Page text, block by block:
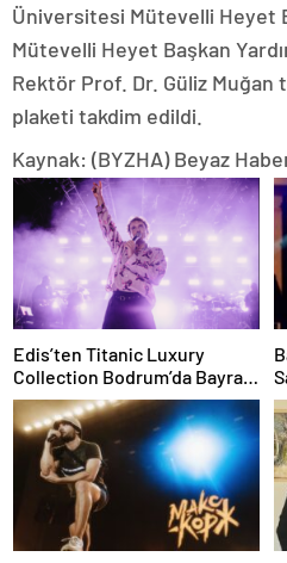
Üniversitesi Mütevelli Heyet
Mütevelli Heyet Başkan
Rektör Prof. Dr. Güliz Muğan
plaketi takdim edildi.
Kaynak: (BYZHA) Beyaz
Edis’ten Titanic Luxury
Collection Bodrum’da Bayram
Gecesine Damga Vuran
Performans